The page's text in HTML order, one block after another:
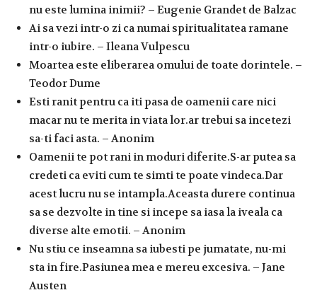
nu este lumina inimii? – Eugenie Grandet de Balzac
Ai sa vezi intr-o zi ca numai spiritualitatea ramane
intr-o iubire. – Ileana Vulpescu
Moartea este eliberarea omului de toate dorintele. –
Teodor Dume
Esti ranit pentru ca iti pasa de oamenii care nici
macar nu te merita in viata lor.ar trebui sa incetezi
sa-ti faci asta. – Anonim
Oamenii te pot rani in moduri diferite.S-ar putea sa
credeti ca eviti cum te simti te poate vindeca.Dar
acest lucru nu se intampla.Aceasta durere continua
sa se dezvolte in tine si incepe sa iasa la iveala ca
diverse alte emotii. – Anonim
Nu stiu ce inseamna sa iubesti pe jumatate, nu-mi
sta in fire.Pasiunea mea e mereu excesiva. – Jane
Austen